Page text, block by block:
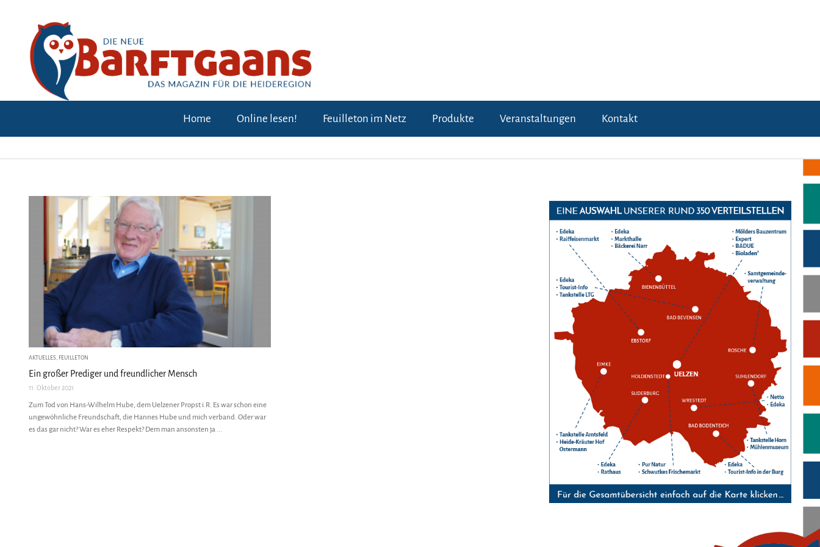
Home Online lesen! Feuilleton im Netz Produkte Veranstaltungen Kontakt
AKTUELLES FEUILLETON
Ein großer Prediger und freundlicher Mensch
11. Oktober 2021
Zum Tod von Hans-Wilhelm Hube, dem Uelzener Propst i.R. Es war schon eine
ungewöhnliche Freundschaft, die Hannes Hube und mich verband. Oder war
es das gar nicht? War es eher Respekt? Dem man ansonsten ja ...